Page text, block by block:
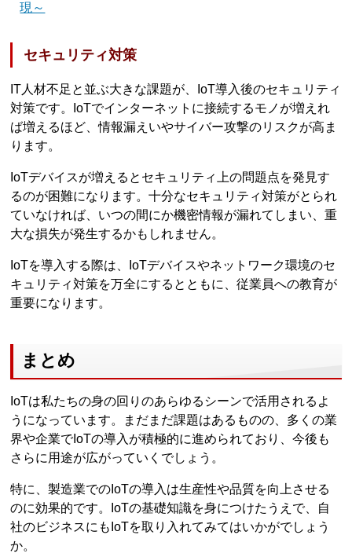
現～
セキュリティ対策
IT人材不足と並ぶ大きな課題が、IoT導入後のセキュリティ
対策です。IoTでインターネットに接続するモノが増えれ
ば増えるほど、情報漏えいやサイバー攻撃のリスクが高ま
ります。
IoTデバイスが増えるとセキュリティ上の問題点を発見す
るのが困難になります。十分なセキュリティ対策がとられ
ていなければ、いつの間にか機密情報が漏れてしまい、重
大な損失が発生するかもしれません。
IoTを導入する際は、IoTデバイスやネットワーク環境のセ
キュリティ対策を万全にするとともに、従業員への教育が
重要になります。
まとめ
IoTは私たちの身の回りのあらゆるシーンで活用されるよ
うになっています。まだまだ課題はあるものの、多くの業
界や企業でIoTの導入が積極的に進められており、今後も
さらに用途が広がっていくでしょう。
特に、製造業でのIoTの導入は生産性や品質を向上させる
のに効果的です。IoTの基礎知識を身につけたうえで、自
社のビジネスにもIoTを取り入れてみてはいかがでしょう
か。